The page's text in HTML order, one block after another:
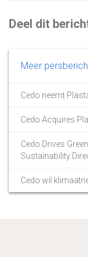
Deel dit
Meer
Cedo neemt
Cedo Acquires
Cedo Drives
Sustainability
Cedo wil